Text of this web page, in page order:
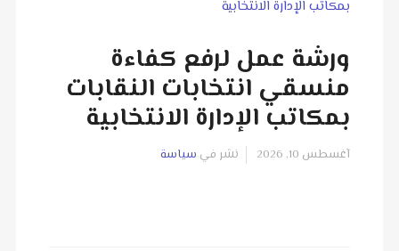
ورشة عمل لرفع كفاءة
منسقي انتخابات النقابات
بمكاتب الإدارة الانتخابية
آغسطس 10, 2026 نشر في سياسة